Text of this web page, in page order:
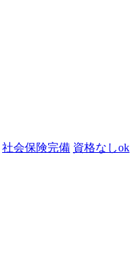
社会保険完備 資格なしok